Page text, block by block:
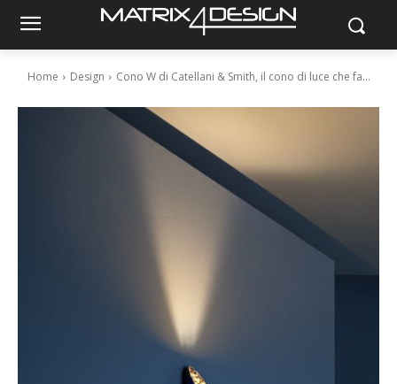
Home Design Cono W di Catellani & Smith, il cono di luce che fa...